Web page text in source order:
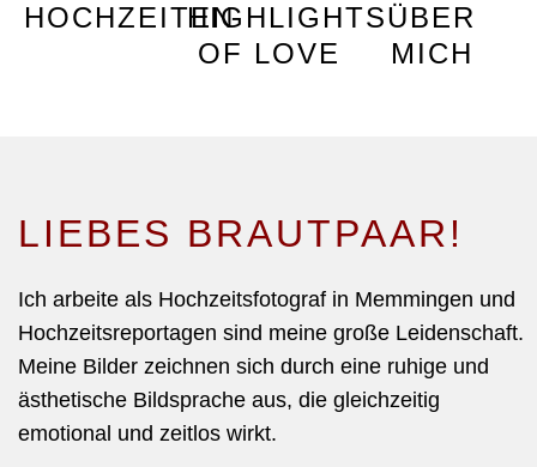
HOCHZEITENHIGHLIGHTS
OF LOVE
ÜBER
MICH
LIEBES BRAUTPAAR!
Ich arbeite als Hochzeitsfotograf in Memmingen und
Hochzeitsreportagen sind meine große Leidenschaft.
Meine Bilder zeichnen sich durch eine ruhige und
ästhetische Bildsprache aus, die gleichzeitig
emotional und zeitlos wirkt.